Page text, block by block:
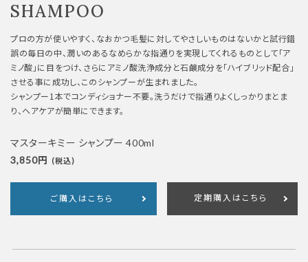
SHAMPOO
プロの方が使いやすく、なおかつ毛髪に対してやさしいものはないかと試行錯
誤の毎日の中、潤いのあるなめらかな指通りを実現してくれるものとして「ア
ミノ酸」に目をつけ、さらにアミノ酸洗浄成分と石鹸成分を「ハイブリッド配合」
させる事に成功し、このシャンプーが生まれました。
シャンプー1本でコンディショナー不要。洗うだけで指通りよくしっかりまとま
り、ヘアケアが簡単にできます。
マスターキミー シャンプー 400ml
3,850円
(税込)
ご購入はこちら 定期購入はこちら